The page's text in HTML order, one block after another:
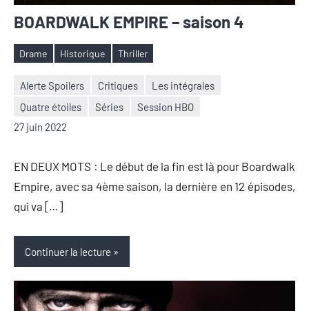
BOARDWALK EMPIRE – saison 4
Étiquettes
Drame Historique Thriller
Alerte Spoilers Critiques
Les intégrales
Quatre étoiles
Séries
Session HBO
27 juin 2022
Nicolas
Auger
Aucun
commentaire
EN DEUX MOTS : Le début de la fin est là pour Boardwalk
Empire, avec sa 4ème saison, la dernière en 12 épisodes,
qui va […]
Continuer la lecture